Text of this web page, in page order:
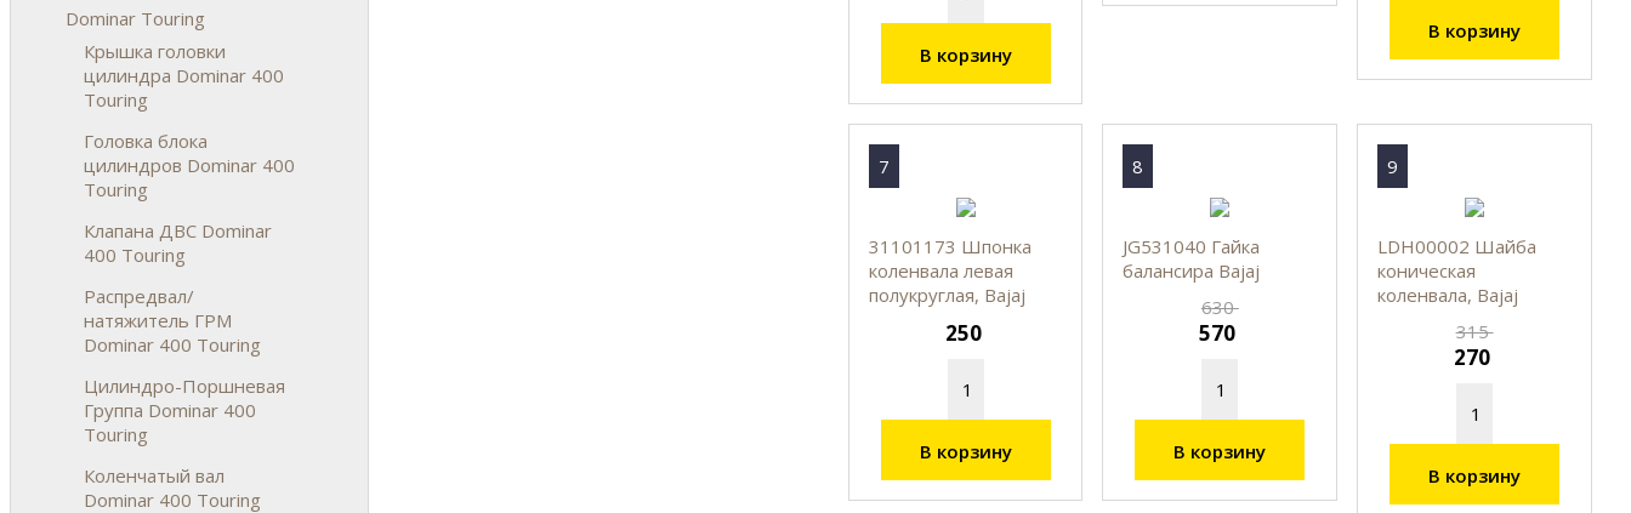
Dominar Touring
Крышка головки
цилиндра Dominar 400
Touring
Головка блока
цилиндров Dominar 400
Touring
Клапана ДВС Dominar
400 Touring
Распредвал/
натяжитель ГРМ
Dominar 400 Touring
Цилиндро-Поршневая
Группа Dominar 400
Touring
Коленчатый вал
Dominar 400 Touring
В корзину
В корзину
7
31101173 Шпонка
коленвала левая
полукруглая, Bajaj
250
В корзину
8
JG531040 Гайка
балансира Bajaj
630
570
В корзину
9
LDH00002 Шайба
коническая
коленвала, Bajaj
315
270
В корзину